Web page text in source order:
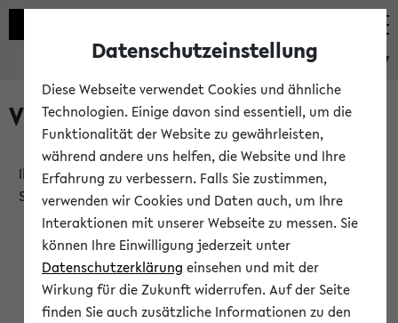
eKVV
Verlauf
Ihr Verlauf ist leer. Er wird sich im Verlauf Ihrer eKVV
Sitzung füllen.
Datenschutzeinstellung
Diese Webseite verwendet Cookies und ähnliche
Technologien. Einige davon sind essentiell, um die
Funktionalität der Website zu gewährleisten,
während andere uns helfen, die Website und Ihre
Erfahrung zu verbessern. Falls Sie zustimmen,
verwenden wir Cookies und Daten auch, um Ihre
Interaktionen mit unserer Webseite zu messen. Sie
können Ihre Einwilligung jederzeit unter
Datenschutzerklärung einsehen und mit der
Wirkung für die Zukunft widerrufen. Auf der Seite
finden Sie auch zusätzliche Informationen zu den